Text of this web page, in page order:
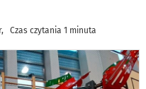
Czas czytania 1 minuta